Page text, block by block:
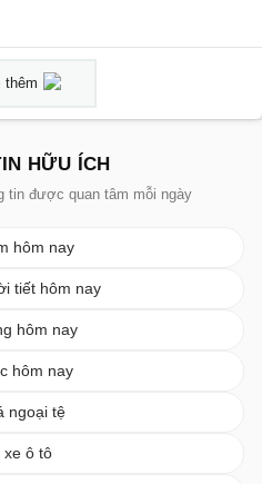
thêm
HỮU ÍCH
tin được quan tâm mỗi ngày
hôm nay
tiết hôm nay
hôm nay
hôm nay
ngoại tệ
xe ô tô